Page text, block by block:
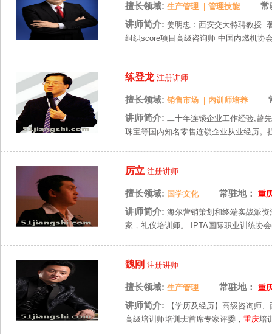
擅长领域: 生产管理 管理技能
常
讲师简介: 姜明忠：西安交大特聘教授
组织score项目高级咨询师 中国内燃机协
练登龙 注册讲师
擅长领域: 销售市场 内训师培养
讲师简介: 二十年连锁企业工作经验,曾
珠宝等国内知名零售连锁企业从业经历
厉立 注册讲师
擅长领域: 国学文化 常驻地： 重
讲师简介: 海尔营销策划和终端实战派
家，礼仪培训师。 IPTA国际职业训练协
魏刚 注册讲师
擅长领域: 生产管理 常驻地： 重
讲师简介:
【学历及经历】高级咨询师
高级培训师培训班首席专家评委， 重庆培